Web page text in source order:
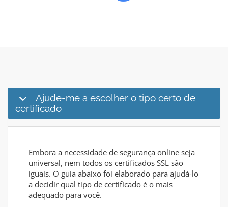
Ajude-me a escolher o tipo certo de
certificado
Embora a necessidade de segurança online seja
universal, nem todos os certificados SSL são
iguais. O guia abaixo foi elaborado para ajudá-lo
a decidir qual tipo de certificado é o mais
adequado para você.